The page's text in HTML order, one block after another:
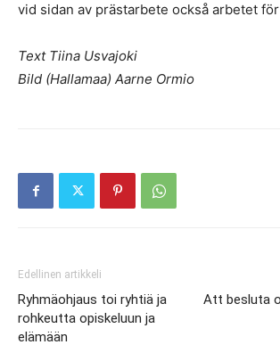
vid sidan av prästarbete också arbetet
Text Tiina Usvajoki
Bild (Hallamaa) Aarne Ormio
Edellinen artikkeli
Ryhmäohjaus toi ryhtiä ja
rohkeutta opiskeluun ja
elämään
Att besluta